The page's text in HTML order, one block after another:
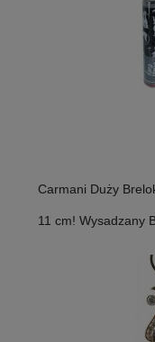
Carmani Duży
11 cm! Wysadzany